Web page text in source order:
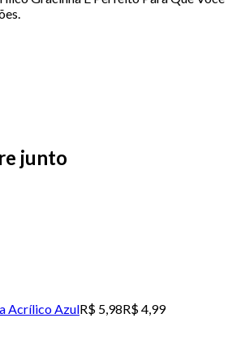
junto
Acrílico AzulR$ 5,98R$ 4,99